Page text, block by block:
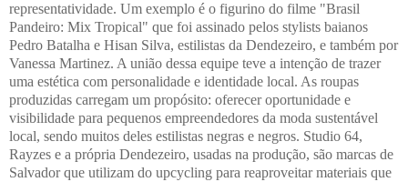
representatividade. Um exemplo é o figurino do filme "Brasil
Pandeiro: Mix Tropical" que foi assinado pelos stylists baianos
Pedro Batalha e Hisan Silva, estilistas da Dendezeiro, e também por
Vanessa Martinez. A união dessa equipe teve a intenção de trazer
uma estética com personalidade e identidade local. As roupas
produzidas carregam um propósito: oferecer oportunidade e
visibilidade para pequenos empreendedores da moda sustentável
local, sendo muitos deles estilistas negras e negros. Studio 64,
Rayzes e a própria Dendezeiro, usadas na produção, são marcas de
Salvador que utilizam do upcycling para reaproveitar materiais que